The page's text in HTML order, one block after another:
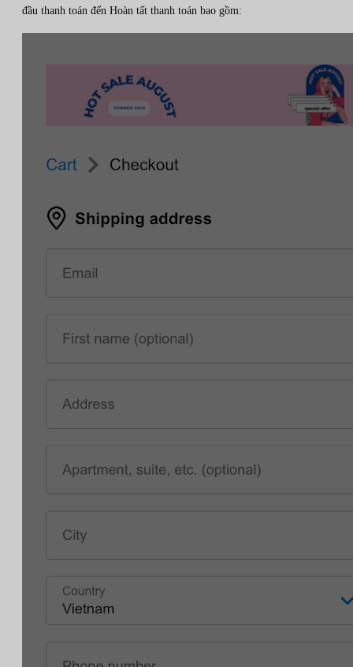
đầu thanh toán đến Hoàn tất thanh toán bao gồm: